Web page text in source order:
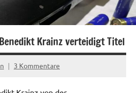
Krainz verteidigt Titel
3 Kommentare